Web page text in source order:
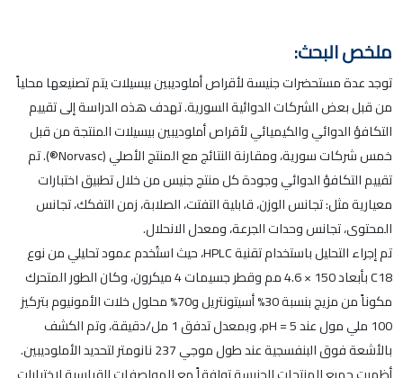
ملخص البحث:
توجد عدة مستحضرات جنيسة لأقراص أملوديبين بيسيلات يتم تصنيعها محلياً
من قبل بعض الشركات الدوائية السورية. تهدف هذه الدراسة إلى تقييم
التكافؤ الدوائي والكيميائي لأقراص أملوديبين بيسيلات المنتجة من قبل
خمس شركات سورية، ومقارنة النتائج مع المنتج الأصلي (Norvasc®). تم
تقييم التكافؤ الدوائي وجودة كل منتج جنيس من خلال تطبيق اختبارات
معيارية مثل: تجانس الوزن، قابلية التفتت، الصلابة، زمن التفكك، تجانس
المحتوى، تجانس وحدات الجرعة، ومعدل الانحلال.
تم إجراء التحليل باستخدام تقنية HPLC، حيث استُخدم عمود تحليلي من نوع
C18 بأبعاد 150 × 4.6 مم وقطر جسيمات 4 ميكرون، وكان الطور المتحرك
مكوناً من مزيج بنسبة 30% أسيتونتريل و70% محلول خلات الأمونيوم بتركيز
100 ملي مول عند pH = 5، وبمعدل تدفق 1 مل/دقيقة، وتم الكشف
بالأشعة فوق البنفسجية عند طول موجي 237 نانومتر لتحديد الأملوديبين.